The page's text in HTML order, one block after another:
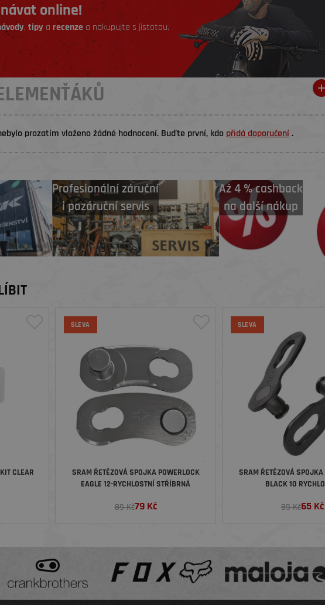
online!
, tipy a recenze a nakupujte s jistotou.
prozatím vloženo žádné hodnocení. Buďte první, kdo přidá doporučení.
Profesionální záruční
i pozáruční servis
Až 4 % cashback
na další nákup
CLEAR
SLEVA
SRAM ŘETĚZOVÁ SPOJKA POWERLOCK
EAGLE 12-RYCHLOSTNÍ STŘÍBRNÁ
89 Kč79Kč
SLEVA
SRAM ŘETĚZOVÁ SPOJKA
BLACK 10
89 Kč65 Kč